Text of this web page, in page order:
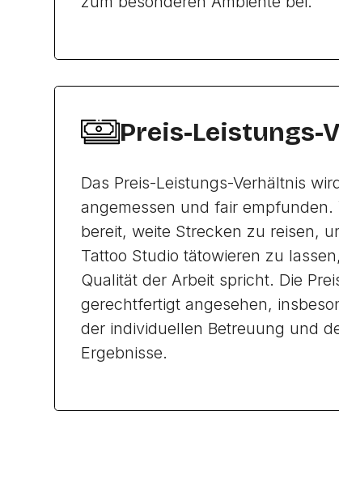
Preis-Leistungs-
Das Preis-Leistungs-Verhältnis
angemessen und fair empfunden.
bereit, weite Strecken zu reisen,
Tattoo Studio tätowieren zu
Qualität der Arbeit spricht. Die
gerechtfertigt angesehen,
der individuellen Betreuung und
Ergebnisse.